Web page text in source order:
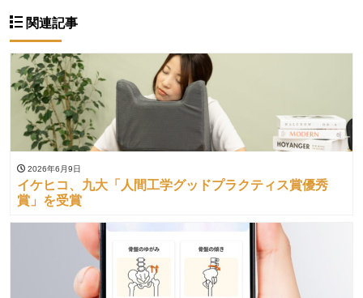
関連記事
2026年6月9日
イケヒコ、九大「人間工学グッドプラクティス賞優秀
賞」を受賞